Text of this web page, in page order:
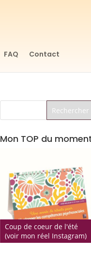
FAQ Contact
Mon TOP du
Coup de coeur de l'été
(voir mon réel Instagram)